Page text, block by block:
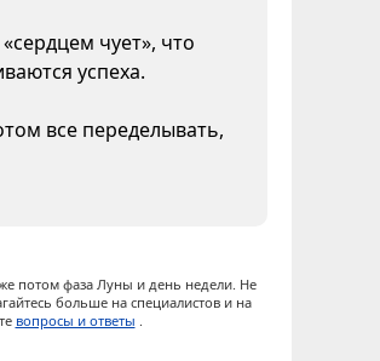
чует», что
успеха.
все переделывать,
потом фаза Луны и день недели. Не
больше на специалистов и на
вопросы и ответы .